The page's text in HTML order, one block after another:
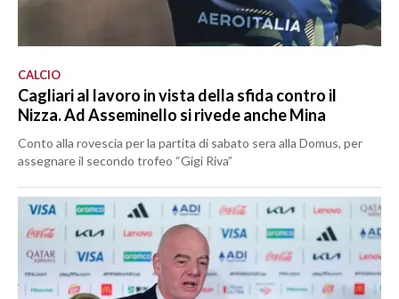
CALCIO
Cagliari al lavoro in vista della sfida contro il
Nizza. Ad Asseminello si rivede anche Mina
Conto alla rovescia per la partita di sabato sera alla Domus, per
assegnare il secondo trofeo “Gigi Riva”